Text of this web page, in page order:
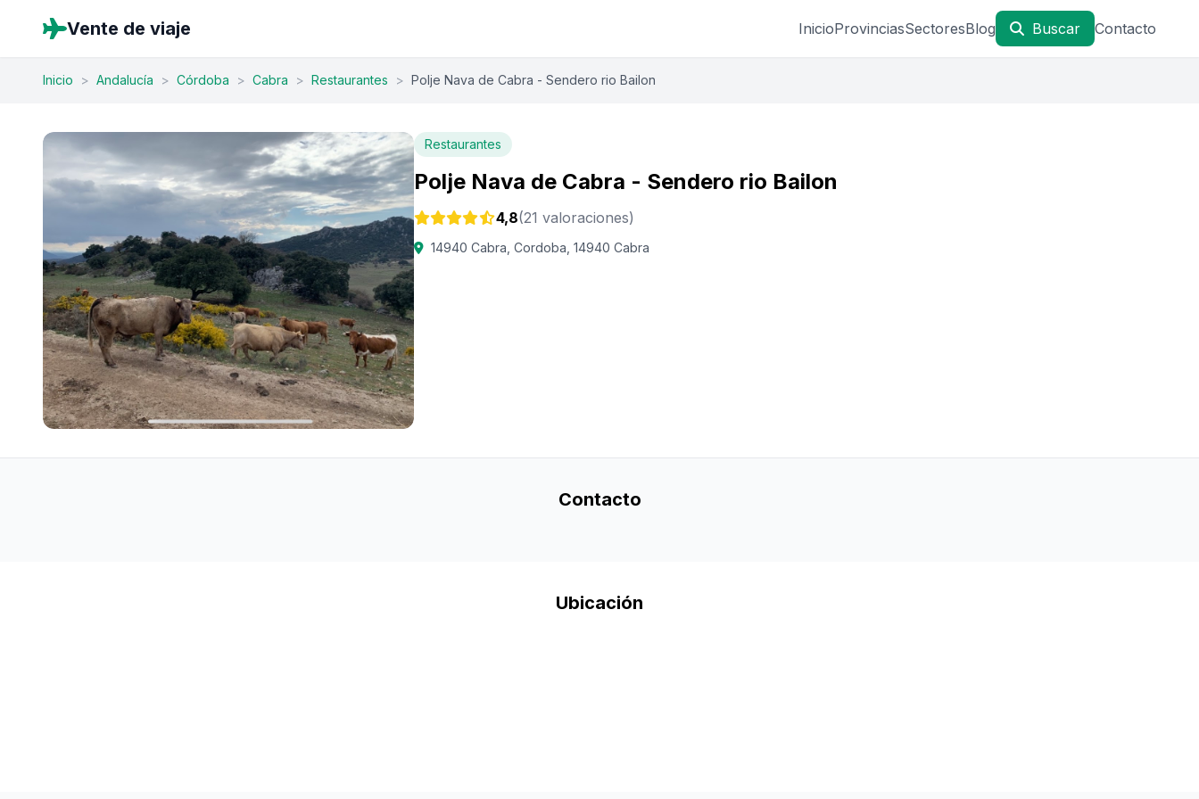
Vente de viaje InicioProvinciasSectoresBlog Buscar Contacto
Inicio > Andalucía > Córdoba > Cabra > Restaurantes > Polje Nava de Cabra - Sendero rio Bailon
Restaurantes
Polje Nava de Cabra - Sendero rio Bailon
4,8(21 valoraciones)
14940 Cabra, Cordoba, 14940 Cabra
Contacto
Ubicación